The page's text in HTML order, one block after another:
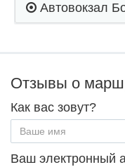
Автовокзал
Отзывы о
Как вас зовут?
Ваш электронный